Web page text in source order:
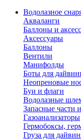
Водолазное
Акваланги
Баллоны и
Аксессуары
Баллоны
Вентили
Манифолды
Боты для
Неопреновые
Буи и флаги
Водолазные
Запасные части
Газоанализаторы
Гермобоксы,
Груза для